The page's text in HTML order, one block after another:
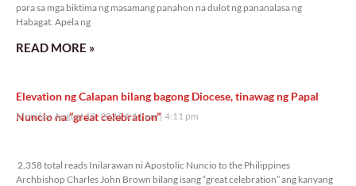
para sa mga biktima ng masamang panahon na dulot ng pananalasa ng
Habagat. Apela ng
READ MORE »
Elevation ng Calapan bilang bagong Diocese, tinawag ng Papal
Nuncio na “great celebration”
Monday, August 10, 2026 4:11 pm 4:11 pm
2,358 total reads Inilarawan ni Apostolic Nuncio to the Philippines
Archbishop Charles John Brown bilang isang “great celebration” ang kanyang